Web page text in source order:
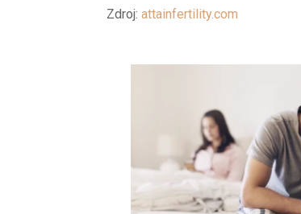
Zdroj: attainfertility.com